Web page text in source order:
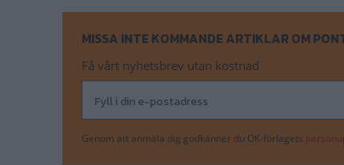
MISSA INTE KOMMANDE ARTIKLAR OM
Få vårt nyhetsbrev utan kostnad
Genom att anmäla dig godkänner du OK-förlagets